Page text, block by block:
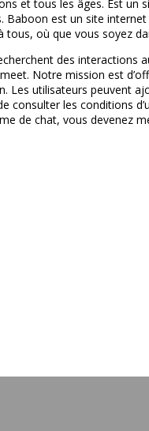
et tous les âges. Est
est un site
où que vous soyez
des
Notre mission est
utilisateurs peuvent
les conditions
de chat, vous devenez